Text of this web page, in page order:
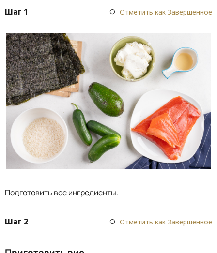
Шаг 1 Отметить как Завершенное
Подготовить все ингредиенты.
Шаг 2 Отметить как Завершенное